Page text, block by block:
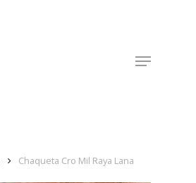
Menu
Chaqueta Cro Mil Raya Lana